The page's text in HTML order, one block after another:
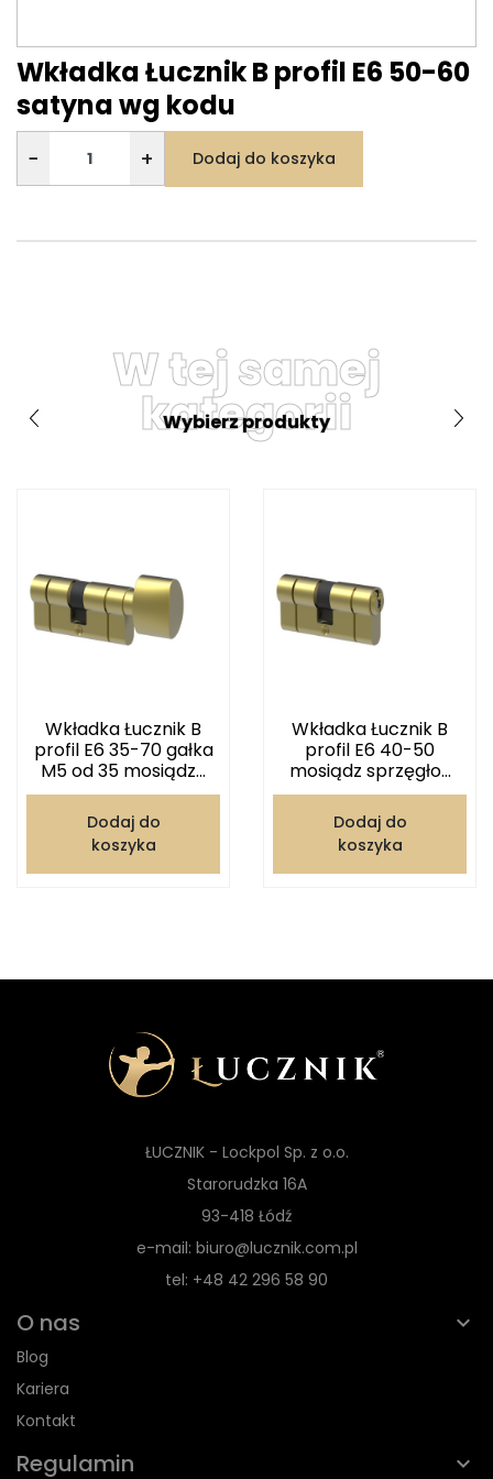
Wkładka Łucznik B profil E6 50-60
satyna wg kodu
− + Dodaj do koszyka
W tej samej
kategorii
Wybierz produkty
Wkładka Łucznik B
profil E6 35-70 gałka
M5 od 35 mosiądz...
Dodaj do
koszyka
Wkładka Łucznik B
profil E6 40-50
mosiądz sprzęgło...
Dodaj do
koszyka
ŁUCZNIK - Lockpol Sp. z o.o.
Starorudzka 16A
93-418 Łódź
e-mail: biuro@lucznik.com.pl
tel: +48 42 296 58 90
O nas
Blog
Kariera
Kontakt
Regulamin